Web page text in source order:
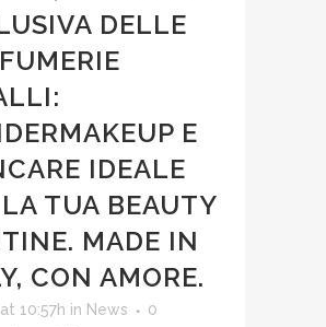
DELLE
E
IDEALE
LA TUA BEAUTY
MADE IN
CON AMORE.
10:57h in News
0